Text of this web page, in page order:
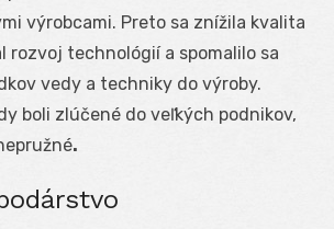
výrobcami. Preto sa znížila kvalita
rozvoj technológií a spomalilo sa
vedy a techniky do výroby.
boli zlúčené do veľkých podnikov,
.